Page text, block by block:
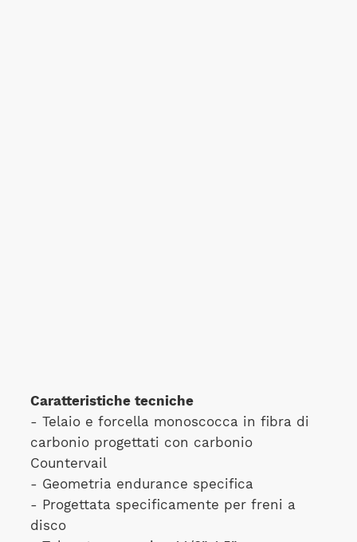
Caratteristiche tecniche
- Telaio e forcella monoscocca in fibra di
carbonio progettati con carbonio
Countervail
- Geometria endurance specifica
- Progettata specificamente per freni a
disco